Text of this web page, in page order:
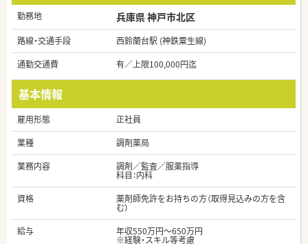
勤務地 兵庫県 神戸市北区
路線・交通手段
西鈴蘭台駅 (神鉄粟生線)
通勤交通費
有／上限100,000円迄
基本情報
雇用形態
正社員
業種
調剤薬局
業務内容
調剤／監査／服薬指導
科目：内科
資格
薬剤師免許をお持ちの方（取得見込みの方を含
む）
給与
年収550万円～650万円
※経験・スキル等考慮